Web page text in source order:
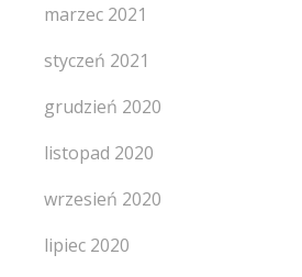
marzec 2021
styczeń 2021
grudzień 2020
listopad 2020
wrzesień 2020
lipiec 2020